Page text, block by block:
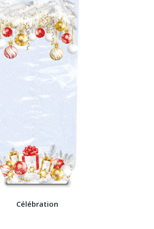
Célébration